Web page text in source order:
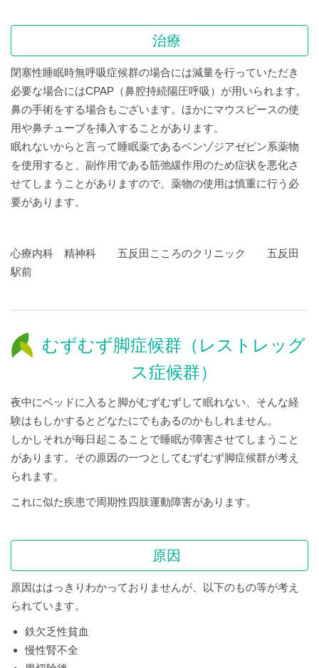
治療
閉塞性睡眠時無呼吸症候群の場合には減量を行っていただき
必要な場合にはCPAP（鼻腔持続陽圧呼吸）が用いられます。
鼻の手術をする場合もございます。ほかにマウスピースの使
用や鼻チューブを挿入することがあります。
眠れないからと言って睡眠薬であるベンゾジアゼピン系薬物
を使用すると、副作用である筋弛緩作用のため症状を悪化さ
せてしまうことがありますので、薬物の使用は慎重に行う必
要があります。
心療内科 精神科 五反田こころのクリニック 五反田
駅前
むずむず脚症候群（レストレッグ
ス症候群）
夜中にベッドに入ると脚がむずむずして眠れない、そんな経
験はもしかするとどなたにでもあるのかもしれません。
しかしそれが毎日起こることで睡眠が障害させてしまうこと
があります。その原因の一つとしてむずむず脚症候群が考え
られます。
これに似た疾患で周期性四肢運動障害があります。
原因
原因ははっきりわかっておりませんが、以下のもの等が考え
られています。
鉄欠乏性貧血
慢性腎不全